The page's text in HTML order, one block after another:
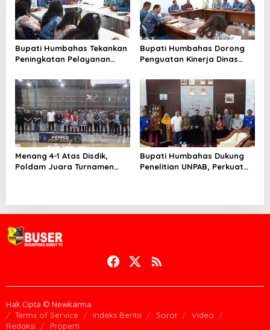
Bupati Humbahas Tekankan
Peningkatan Pelayanan
Utamakan Profesionalisme
dan Integritas
Bupati Humbahas Dorong
Penguatan Kinerja Dinas
SDM Berkualitas
Menang 4-1 Atas Disdik,
Poldam Juara Turnamen
Bupati Humbahas Dukung
Penelitian UNPAB, Perkuat
Hak Cipta © Newkarma
Terms of Service Indeks Berita Sorot
Video
Redaksi
Properti